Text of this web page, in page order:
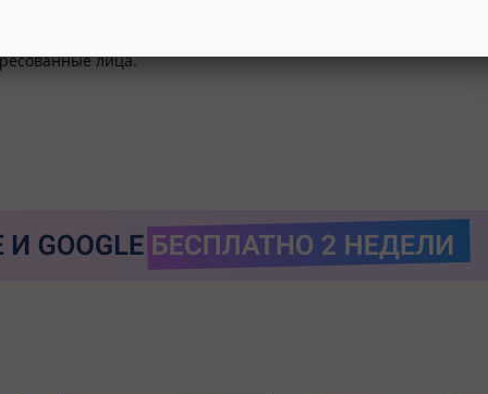
критики, т.к. до нас исследования рынка никто не
лица.